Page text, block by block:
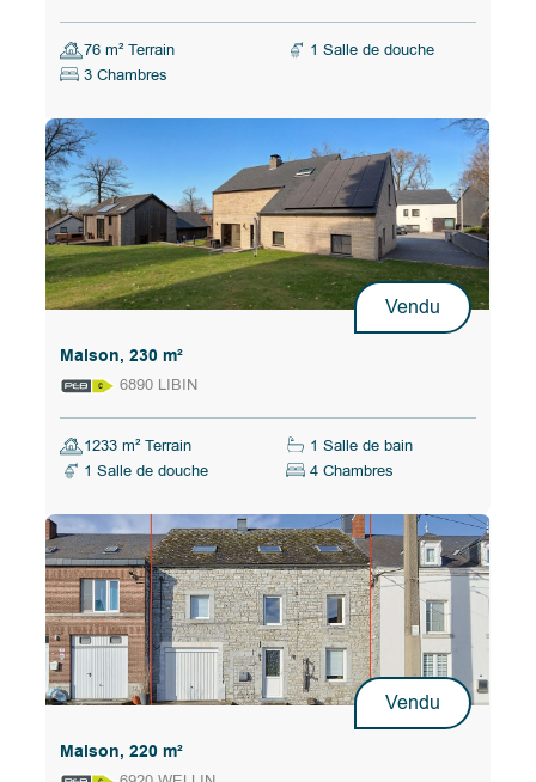
76 m² Terrain
1 Salle de douche
3 Chambres
Vendu
Maison, 230 m²
6890 LIBIN
1233 m² Terrain
1 Salle de bain
1 Salle de douche
4 Chambres
Vendu
Maison, 220 m²